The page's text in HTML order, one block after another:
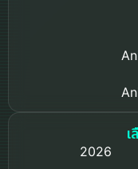
Based
2026